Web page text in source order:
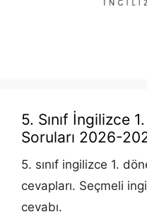
5. Sınıf İngilizce
Soruları 2026-
5. sınıf ingilizce 1.
cevapları. Seçmeli
cevabı.